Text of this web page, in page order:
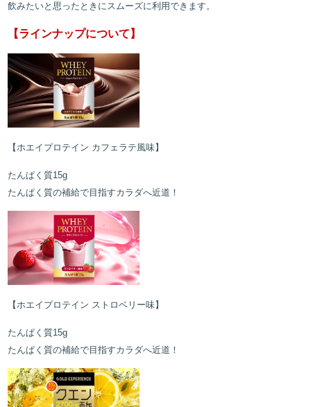
飲みたいと思ったときにスムーズに利用できます。
【ラインナップについて】
【ホエイプロテイン カフェラテ風味】
たんぱく質15g
たんぱく質の補給で目指すカラダへ近道！
【ホエイプロテイン ストロベリー味】
たんぱく質15g
たんぱく質の補給で目指すカラダへ近道！